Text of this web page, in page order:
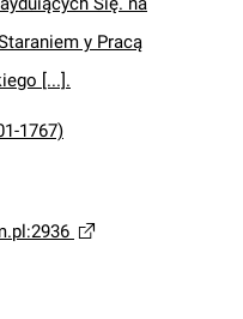
y Pracą
[...].
1767)